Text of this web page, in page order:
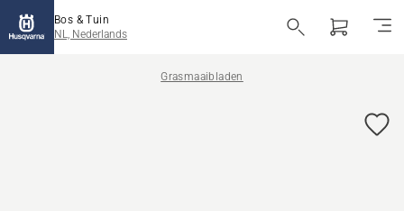
Bos & Tuin
NL, Nederlands
Grasmaaibladen